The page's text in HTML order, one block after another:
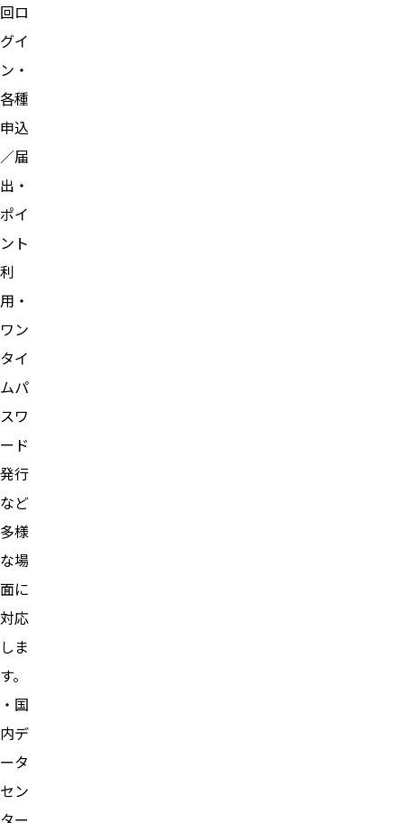
回ロ
グイ
ン・
各種
申込
／届
出・
ポイ
ント
利
用・
ワン
タイ
ムパ
スワ
ード
発行
など
多様
な場
面に
対応
しま
す。
・国
内デ
ータ
セン